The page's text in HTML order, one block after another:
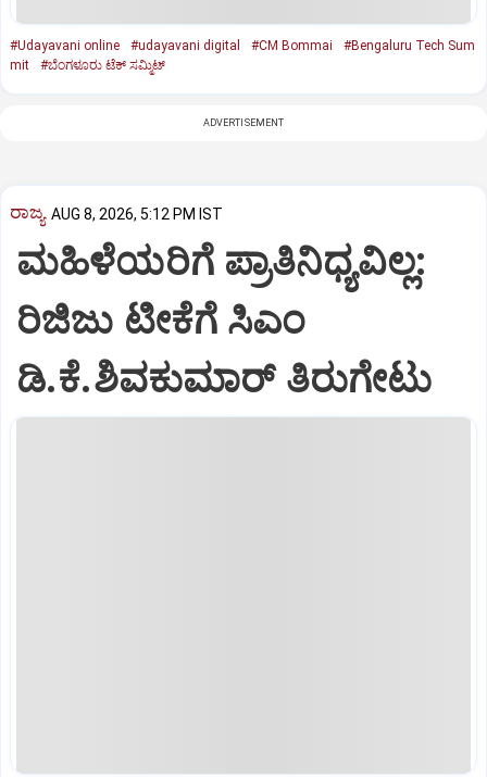
#Udayavani online #udayavani digital #CM Bommai
#Bengaluru Tech Sum
mit
#ಬೆಂಗಳೂರು ಟೆಕ್ ಸಮ್ಮಿಟ್
ADVERTISEMENT
ರಾಜ್ಯ AUG 8, 2026, 5:12 PM IST
ಮಹಿಳೆಯರಿಗೆ ಪ್ರಾತಿನಿಧ್ಯವಿಲ್ಲ:
ರಿಜಿಜು ಟೀಕೆಗೆ ಸಿಎಂ
ಡಿ.ಕೆ.ಶಿವಕುಮಾರ್ ತಿರುಗೇಟು